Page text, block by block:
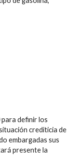
para definir los
crediticia de
embargadas sus
presente la